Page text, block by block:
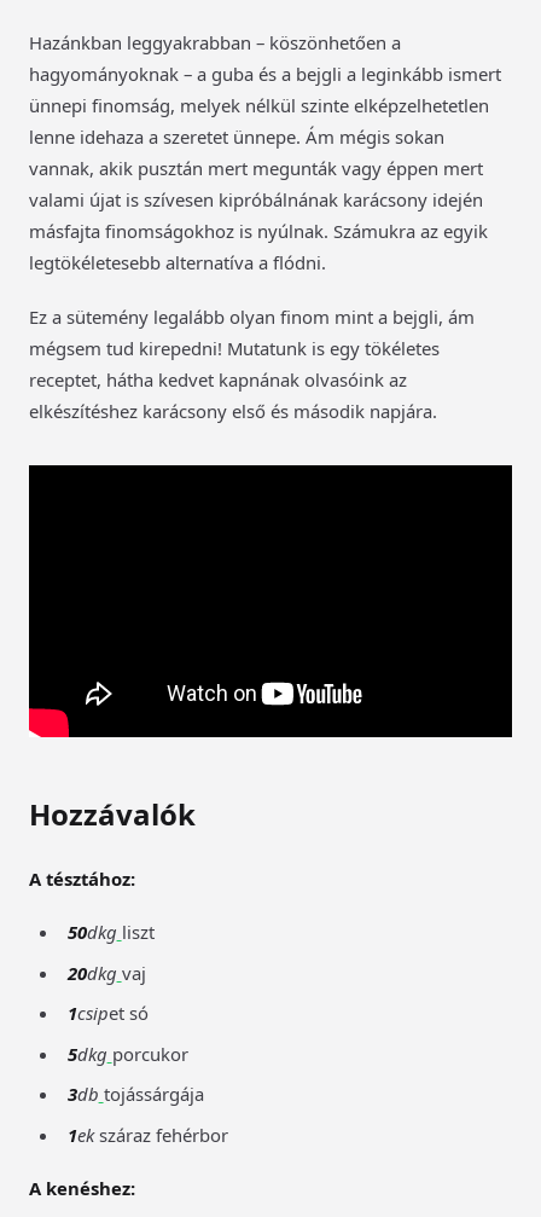
Hazánkban leggyakrabban – köszönhetően a
hagyományoknak – a guba és a bejgli a leginkább ismert
ünnepi finomság, melyek nélkül szinte elképzelhetetlen
lenne idehaza a szeretet ünnepe. Ám mégis sokan
vannak, akik pusztán mert megunták vagy éppen mert
valami újat is szívesen kipróbálnának karácsony idején
másfajta finomságokhoz is nyúlnak. Számukra az egyik
legtökéletesebb alternatíva a flódni.
Ez a sütemény legalább olyan finom mint a bejgli, ám
mégsem tud kirepedni! Mutatunk is egy tökéletes
receptet, hátha kedvet kapnának olvasóink az
elkészítéshez karácsony első és második napjára.
Hozzávalók
A tésztához:
50dkg liszt
20dkg vaj
1csipet só
5dkg porcukor
3db tojássárgája
1ekszáraz fehérbor
A kenéshez: